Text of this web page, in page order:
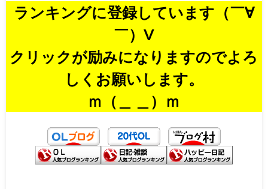
ランキングに登録しています（￣∀
￣）V
クリックが励みになりますのでよろ
しくお願いします。
ｍ（＿ ＿）ｍ